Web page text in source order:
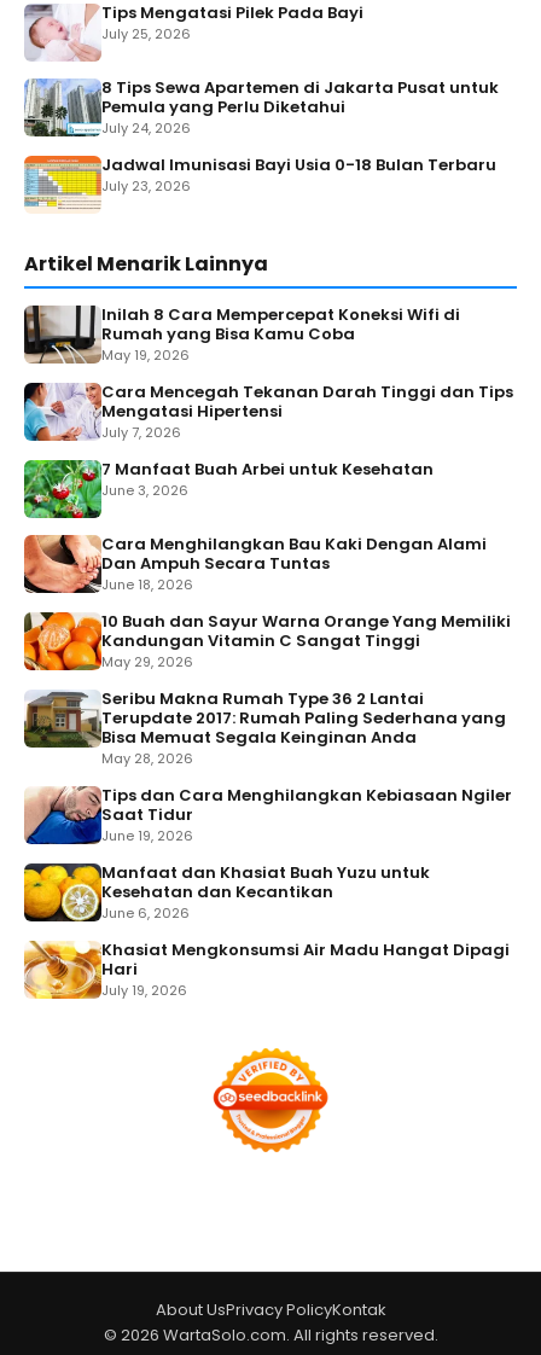
Tips Mengatasi Pilek Pada Bayi
July 25, 2026
8 Tips Sewa Apartemen di Jakarta Pusat untuk
Pemula yang Perlu Diketahui
July 24, 2026
Jadwal Imunisasi Bayi Usia 0-18 Bulan Terbaru
July 23, 2026
Artikel Menarik Lainnya
Inilah 8 Cara Mempercepat Koneksi Wifi di
Rumah yang Bisa Kamu Coba
May 19, 2026
Cara Mencegah Tekanan Darah Tinggi dan Tips
Mengatasi Hipertensi
July 7, 2026
7 Manfaat Buah Arbei untuk Kesehatan
June 3, 2026
Cara Menghilangkan Bau Kaki Dengan Alami
Dan Ampuh Secara Tuntas
June 18, 2026
10 Buah dan Sayur Warna Orange Yang Memiliki
Kandungan Vitamin C Sangat Tinggi
May 29, 2026
Seribu Makna Rumah Type 36 2 Lantai
Terupdate 2017: Rumah Paling Sederhana yang
Bisa Memuat Segala Keinginan Anda
May 28, 2026
Tips dan Cara Menghilangkan Kebiasaan Ngiler
Saat Tidur
June 19, 2026
Manfaat dan Khasiat Buah Yuzu untuk
Kesehatan dan Kecantikan
June 6, 2026
Khasiat Mengkonsumsi Air Madu Hangat Dipagi
Hari
July 19, 2026
About UsPrivacy PolicyKontak
© 2026 WartaSolo.com. All rights reserved.